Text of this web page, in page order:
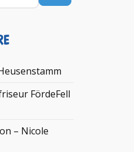
FördeFell
– Nicole